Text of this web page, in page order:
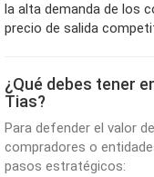
la alta demanda de los
precio de salida
¿Qué debes tener
Tias?
Para defender el valor de tu inmueble frente a potenciales
compradores o
pasos estratégicos: